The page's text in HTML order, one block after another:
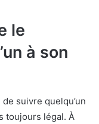
le
à son
suivre quelqu’un
toujours légal. À